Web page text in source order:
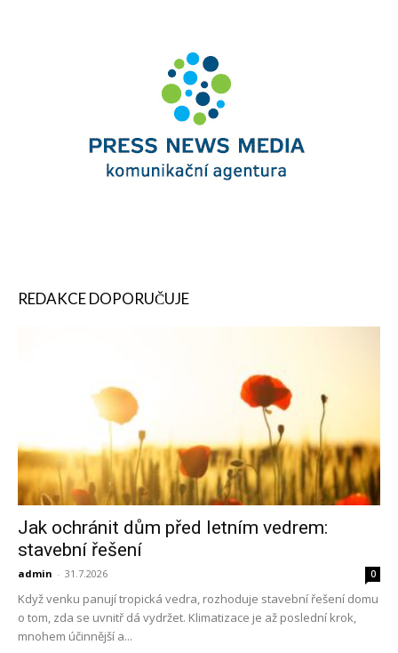
REDAKCE DOPORUČUJE
Jak ochránit dům před letním vedrem:
stavební řešení
admin - 31.7.2026 0
Když venku panují tropická vedra, rozhoduje stavební řešení domu
o tom, zda se uvnitř dá vydržet. Klimatizace je až poslední krok,
mnohem účinnější a...